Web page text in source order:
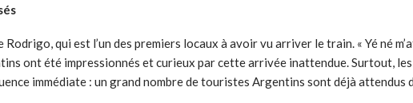
Rodrigo, qui est l’un des premiers locaux à avoir vu arriver le train. « Yé né
ont été impressionnés et curieux par cette arrivée inattendue. Surtout,
immédiate : un grand nombre de touristes Argentins sont déjà attendus